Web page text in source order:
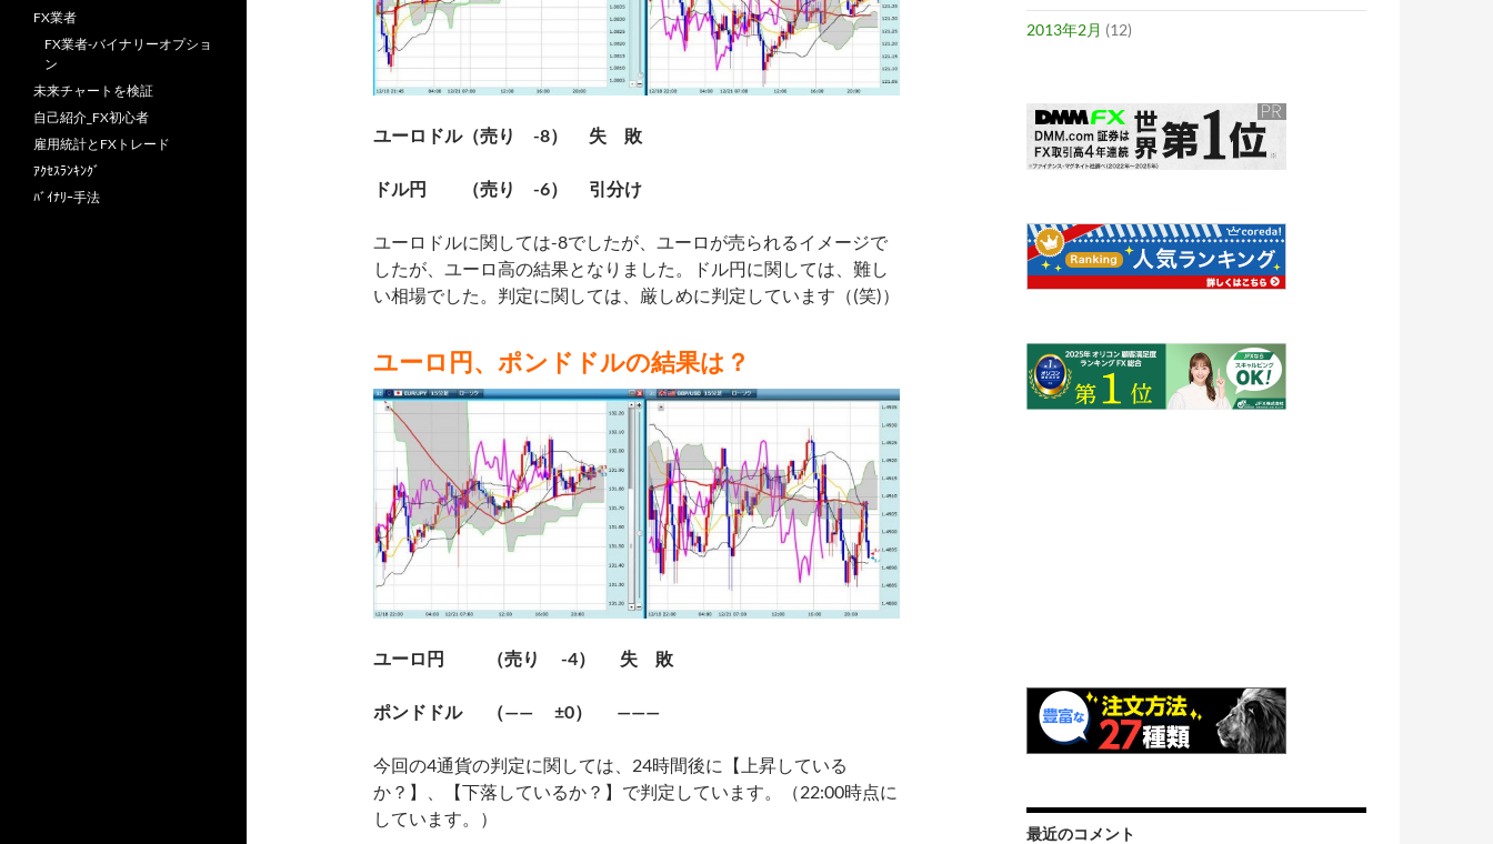
ユーロドル（売り -8） 失 敗
ドル円 （売り -6） 引分け
ユーロドルに関しては-8でしたが、ユーロが売られるイメージで
したが、ユーロ高の結果となりました。ドル円に関しては、難し
い相場でした。判定に関しては、厳しめに判定しています（(笑)）
ユーロ円、ポンドドルの結果は？
ユーロ円 （売り -4） 失 敗
ポンドドル （—— ±0） ———
今回の4通貨の判定に関しては、24時間後に【上昇している
か？】、【下落しているか？】で判定しています。（22:00時点に
しています。）
2013年2月 (12)
最近のコメント
FX業者
FX業者-バイナリーオプショ
ン
未来チャートを検証
自己紹介_FX初心者
雇用統計とFXトレード
ｱｸｾｽﾗﾝｷﾝｸﾞ
ﾊﾞｲﾅﾘｰ手法